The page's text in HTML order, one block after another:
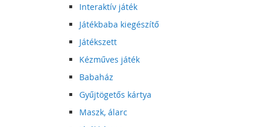
Interaktív játék
Játékbaba kiegészítő
Játékszett
Kézműves játék
Babaház
Gyűjtögetős kártya
Maszk, álarc